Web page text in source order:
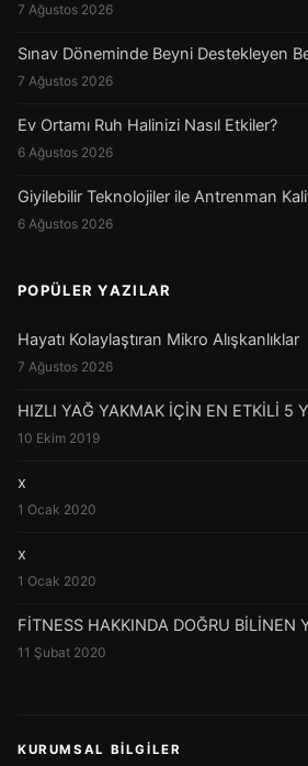
7 Ağustos 2026
Sınav Döneminde Beyni Destekleyen
7 Ağustos 2026
Ev Ortamı Ruh Halinizi Nasıl Etkiler?
6 Ağustos 2026
Giyilebilir Teknolojiler ile Antrenman
6 Ağustos 2026
POPÜLER YAZILAR
Hayatı Kolaylaştıran Mikro Alışkanlıklar
7 Ağustos 2026
HIZLI YAĞ YAKMAK İÇİN EN ETKİLİ 5
10 Ekim 2019
x
1 Ocak 2020
x
1 Ocak 2020
FİTNESS HAKKINDA DOĞRU BİLİNEN
11 Şubat 2020
KURUMSAL BILGILER